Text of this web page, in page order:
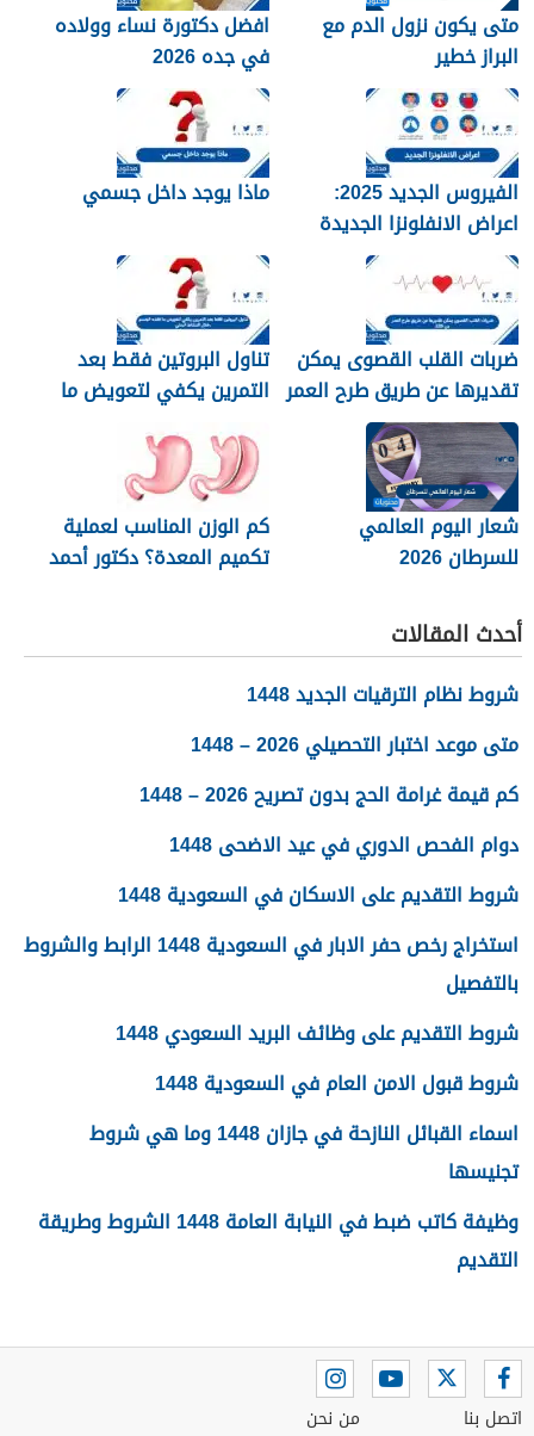
متى يكون نزول الدم مع
البراز خطير
افضل دكتورة نساء وولاده
في جده 2026
الفيروس الجديد 2025:
اعراض الانفلونزا الجديدة
وطرق العلاج
ماذا يوجد داخل جسمي
ضربات القلب القصوى يمكن
تقديرها عن طريق طرح العمر
من 220
تناول البروتين فقط بعد
التمرين يكفي لتعويض ما
البدني
شعار اليوم العالمي
للسرطان 2026
كم الوزن المناسب لعملية
تكميم المعدة؟ دكتور أحمد
أحدث المقالات
شروط نظام الترقيات الجديد 1448
متى موعد اختبار التحصيلي 2026 – 1448
كم قيمة غرامة الحج بدون تصريح 2026 – 1448
دوام الفحص الدوري في عيد الاضحى 1448
شروط التقديم على الاسكان في السعودية 1448
استخراج رخص حفر الابار في السعودية 1448 الرابط والشروط
بالتفصيل
شروط التقديم على وظائف البريد السعودي 1448
شروط قبول الامن العام في السعودية 1448
اسماء القبائل النازحة في جازان 1448 وما هي شروط
تجنيسها
وظيفة كاتب ضبط في النيابة العامة 1448 الشروط وطريقة
التقديم
اتصل بنا من نحن